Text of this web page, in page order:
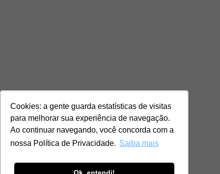
Cookies: a gente guarda estatísticas de visitas
para melhorar sua experiência de navegação.
Ao continuar navegando, você concorda com a
nossa Política de Privacidade. Saiba mais